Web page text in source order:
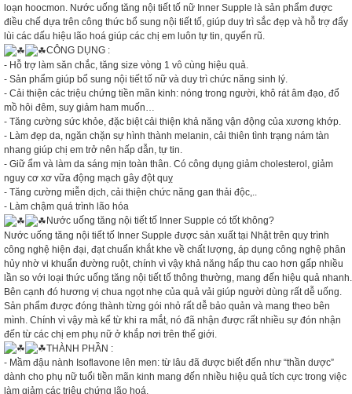
loạn hoocmon. Nước uống tăng nội tiết tố nữ Inner Supple là sản phẩm được
điều chế dựa trên công thức bổ sung nội tiết tố, giúp duy trì sắc đẹp và hỗ trợ đẩy
lùi các dấu hiệu lão hoá giúp các chị em luôn tự tin, quyến rũ.
CÔNG DỤNG :
- Hỗ trợ làm săn chắc, tăng size vòng 1 vô cùng hiệu quả.
- Sản phẩm giúp bổ sung nội tiết tố nữ và duy trì chức năng sinh lý.
- Cải thiện các triệu chứng tiền mãn kinh: nóng trong người, khô rát âm đạo, đổ
mồ hôi đêm, suy giảm ham muốn…
- Tăng cường sức khỏe, đặc biệt cải thiện khả năng vận động của xương khớp.
- Làm đẹp da, ngăn chặn sự hình thành melanin, cải thiên tình trạng nám tàn
nhang giúp chị em trở nên hấp dẫn, tự tin.
- Giữ ẩm và làm da sáng mịn toàn thân. Có công dụng giảm cholesterol, giảm
nguy cơ xơ vữa động mạch gây đột quỵ
- Tăng cường miễn dịch, cải thiện chức năng gan thải độc,..
- Làm chậm quá trình lão hóa
Nước uống tăng nội tiết tố Inner Supple có tốt không?
Nước uống tăng nội tiết tố Inner Supple được sản xuất tại Nhật trên quy trình
công nghệ hiện đại, đạt chuẩn khắt khe về chất lượng, áp dụng công nghệ phân
hủy nhờ vi khuẩn đường ruột, chính vì vậy khả năng hấp thu cao hơn gấp nhiều
lần so với loại thức uống tăng nội tiết tố thông thường, mang đến hiệu quả nhanh.
Bên cạnh đó hương vị chua ngọt nhẹ của quả vải giúp người dùng rất dễ uống.
Sản phẩm được đóng thành từng gói nhỏ rất dễ bảo quản và mang theo bên
mình. Chính vì vậy mà kể từ khi ra mắt, nó đã nhận được rất nhiều sự đón nhận
đến từ các chị em phụ nữ ở khắp nơi trên thế giới.
THÀNH PHẦN :
- Mầm đậu nành Isoflavone lên men: từ lâu đã được biết đến như “thần dược”
dành cho phụ nữ tuổi tiền mãn kinh mang đến nhiều hiệu quả tích cực trong việc
làm giảm các triệu chứng lão hoá.